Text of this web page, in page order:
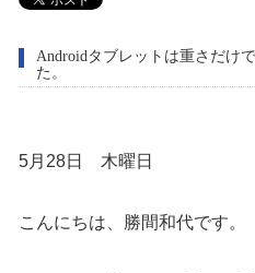
Androidタブレットは重さだけ
た。
5月28日 木曜日
こんにちは、勝間和代です。